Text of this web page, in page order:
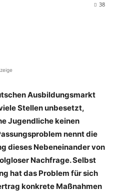
38
Ausbildungsmarkt
Stellen unbesetzt,
Jugendliche keinen
nennt die
dieses Nebeneinander von
Nachfrage. Selbst
hat das Problem für sich
konkrete Maßnahmen